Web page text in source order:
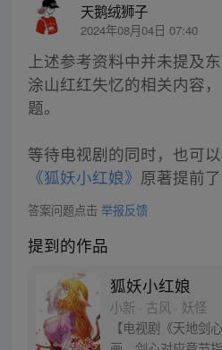
天鹅绒狮子
2024年08月04日 07:40
上述参考资料中并未提及
涂山红红失忆的相关内容
题。
等待电视剧的同时，也可
《狐妖小红娘》 原著提前了
答案问题点击 举报反馈
提到的作品
狐妖小红娘
小新 · 古风 · 妖怪
【电视剧《天地剑